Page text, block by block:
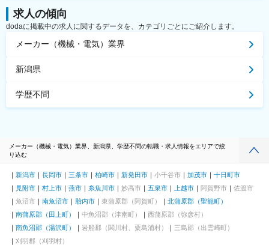
求人の傾向
dodaに掲載中の求人に関するデータを、カテゴリごとにご紹介します。
メーカー（機械・電気）業界
新潟県
学歴不問
メーカー（機械・電気）業界、新潟県、学歴不問の転職・求人情報をエリアで絞
り込む
新潟市 長岡市 三条市 柏崎市 新発田市 小千谷市 加茂市
十日町市
見附市
村上市 燕市 糸魚川市 妙高市 五泉市 上越市 阿賀野市
佐渡市
魚沼市
南魚沼市 胎内市 東蒲原郡（阿賀町）
北蒲原郡（聖籠町）
南蒲原郡（田上町）
中魚沼郡（津南町）
西蒲原郡（弥彦村）
南魚沼郡（湯沢町）
岩船郡（関川村、粟島浦村）
三島郡（出雲崎町）
刈羽郡（刈羽村）